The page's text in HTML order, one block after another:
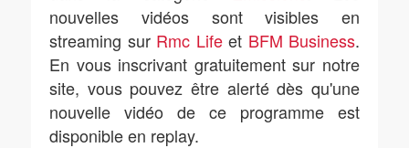
nouvelles vidéos sont visibles en
streaming sur Rmc Lifeet BFM Business.
En vous inscrivant gratuitement sur notre
site, vous pouvez être alerté dès qu'une
nouvelle vidéo de ce programme est
disponible en replay.